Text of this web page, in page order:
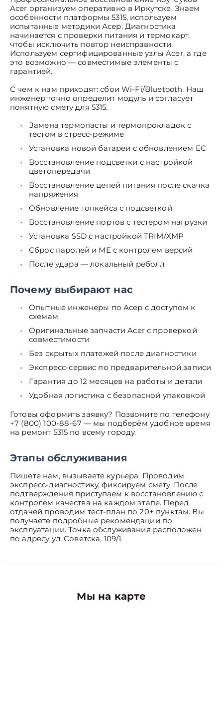
Acer организуем оперативно в Иркутске. Знаем
особенности платформы 5315, используем
испытанные методики Асер. Диагностика
начинается с проверки питания и термокарт,
чтобы исключить повтор неисправности.
Используем сертифицированные узлы Acer, а где
это возможно — совместимые элементы с
гарантией.
С чем к нам приходят: сбои Wi-Fi/Bluetooth. Наш
инженер точно определит модуль и согласует
понятную смету для 5315.
Замена термопасты и термопрокладок с
тестом в стресс-режиме
Установка новой батареи с обновлением EC
Восстановление подсветки с настройкой
цветопередачи
Восстановление цепей питания после скачка
напряжения
Обновление топкейса с подсветкой
Восстановление портов с тестером нагрузки
Установка SSD с настройкой TRIM/XMP
Сброс паролей и ME с контролем версий
После удара — локальный реболл
Почему выбирают нас
Опытные инженеры по Асер с доступом к
схемам
Оригинальные запчасти Acer с проверкой
совместимости
Без скрытых платежей после диагностики
Экспресс-сервис по предварительной записи
Гарантия до 12 месяцев на работы и детали
Удобная логистика с безопасной упаковкой
Готовы оформить заявку? Позвоните по телефону
+7 (800) 100-88-67 — мы подберём удобное время
на ремонт 5315 по всему городу.
Этапы обслуживания
Пишете нам, вызываете курьера. Проводим
экспресс-диагностику, фиксируем смету. После
подтверждения приступаем к восстановлению с
контролем качества на каждом этапе. Перед
отдачей проводим тест-план по 20+ пунктам. Вы
получаете подробные рекомендации по
эксплуатации. Точка обслуживания расположен
по адресу ул. Советска, 109/1.
Мы на карте